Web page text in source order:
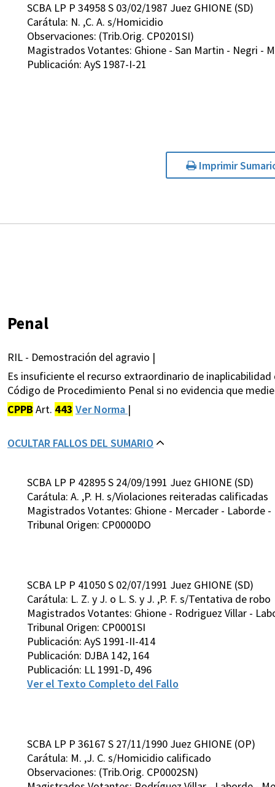
SCBA LP P 34958 S 03/02/1987 Juez GHIONE (SD)
Carátula: N. ,C. A. s/Homicidio
Observaciones: (Trib.Orig. CP0201SI)
Magistrados Votantes: Ghione - San Martin - Negri -
Publicación: AyS 1987-I-21
Imprimir
Penal
RIL - Demostración del agravio |
Es insuficiente el recurso extraordinario de
Código de Procedimiento Penal si no evidencia que
CPPB Art. 443 Ver Norma |
OCULTAR FALLOS DEL SUMARIO
SCBA LP P 42895 S 24/09/1991 Juez GHIONE (SD)
Carátula: A. ,P. H. s/Violaciones reiteradas calificadas
Magistrados Votantes: Ghione - Mercader - Laborde -
Tribunal Origen: CP0000DO
SCBA LP P 41050 S 02/07/1991 Juez GHIONE (SD)
Carátula: L. Z. y J. o L. S. y J. ,P. F. s/Tentativa de robo
Magistrados Votantes: Ghione - Rodriguez Villar -
Tribunal Origen: CP0001SI
Publicación: AyS 1991-II-414
Publicación: DJBA 142, 164
Publicación: LL 1991-D, 496
Ver el Texto Completo del Fallo
SCBA LP P 36167 S 27/11/1990 Juez GHIONE (OP)
Carátula: M. ,J. C. s/Homicidio calificado
Observaciones: (Trib.Orig. CP0002SN)